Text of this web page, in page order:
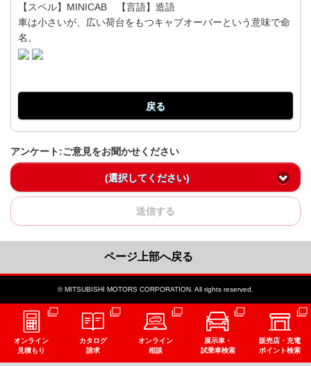
【スペル】MINICAB 【言語】造語
車は小さいが、広い荷台をもつキャブオーバーという意味で命
名。
戻る
アンケート:ご意見をお聞かせください
(選択してください)
送信する
ページ上部へ戻る
© MITSUBISHI MOTORS CORPORATION. All rights reserved.
オンライン
見積もり
カタログ
請求
オンライン
相談
展示車・
試乗車検索
販売店・充電
ポイント検索